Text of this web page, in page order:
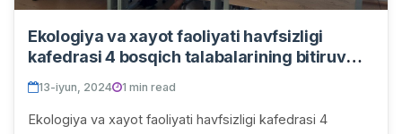
Ekologiya va xayot faoliyati havfsizligi
kafedrasi 4 bosqich talabalarining bitiruv
oldi himoyasi
13-iyun, 2024 1 min read
Ekologiya va xayot faoliyati havfsizligi kafedrasi 4